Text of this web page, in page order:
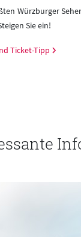
Würzburger
Sie ein!
Ticket-Tipp